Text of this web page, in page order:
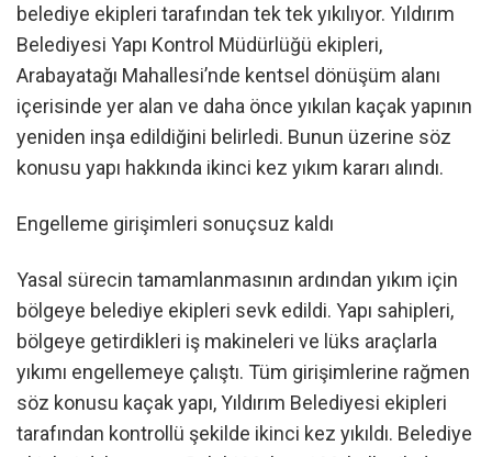
belediye ekipleri tarafından tek tek yıkılıyor. Yıldırım
Belediyesi Yapı Kontrol Müdürlüğü ekipleri,
Arabayatağı Mahallesi’nde kentsel dönüşüm alanı
içerisinde yer alan ve daha önce yıkılan kaçak yapının
yeniden inşa edildiğini belirledi. Bunun üzerine söz
konusu yapı hakkında ikinci kez yıkım kararı alındı.
Engelleme girişimleri sonuçsuz kaldı
Yasal sürecin tamamlanmasının ardından yıkım için
bölgeye belediye ekipleri sevk edildi. Yapı sahipleri,
bölgeye getirdikleri iş makineleri ve lüks araçlarla
yıkımı engellemeye çalıştı. Tüm girişimlerine rağmen
söz konusu kaçak yapı, Yıldırım Belediyesi ekipleri
tarafından kontrollü şekilde ikinci kez yıkıldı. Belediye